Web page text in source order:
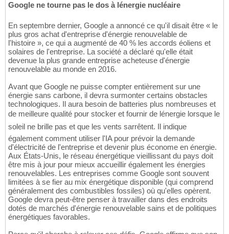
Google ne tourne pas le dos à lénergie nucléaire
En septembre dernier, Google a annoncé ce qu'il disait être « le
plus gros achat d'entreprise d'énergie renouvelable de
l'histoire », ce qui a augmenté de 40 % les accords éoliens et
solaires de l'entreprise. La société a déclaré qu'elle était
devenue la plus grande entreprise acheteuse d'énergie
renouvelable au monde en 2016.
Avant que Google ne puisse compter entièrement sur une
énergie sans carbone, il devra surmonter certains obstacles
technologiques. Il aura besoin de batteries plus nombreuses et
de meilleure qualité pour stocker et fournir de lénergie lorsque le
soleil ne brille pas et que les vents sarrêtent. Il indique
également comment utiliser l'IA pour prévoir la demande
d'électricité de l'entreprise et devenir plus économe en énergie.
Aux États-Unis, le réseau énergétique vieillissant du pays doit
être mis à jour pour mieux accueillir également les énergies
renouvelables. Les entreprises comme Google sont souvent
limitées à se fier au mix énergétique disponible (qui comprend
généralement des combustibles fossiles) où qu'elles opèrent.
Google devra peut-être penser à travailler dans des endroits
dotés de marchés d'énergie renouvelable sains et de politiques
énergétiques favorables.